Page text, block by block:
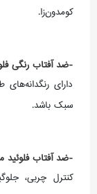
کومدون‌زا.
-ضد آفتاب رنگی
دارای
سبک باشد.
-ضد آفتاب
کنترل چربی،